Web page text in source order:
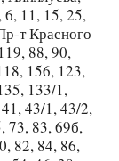
11, 15, 25,
т Красного
88, 90,
156, 123,
133/1,
43/1, 43/2,
73, 83, 69б,
82, 84, 86,